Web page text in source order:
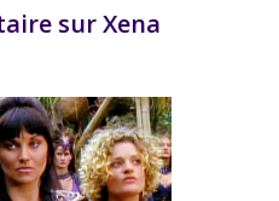
sur Xena